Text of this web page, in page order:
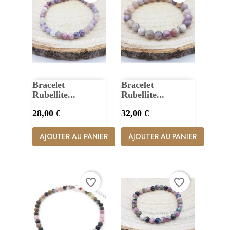
Bracelet
Rubellite...
Prix
28,00 €
AJOUTER AU PANIER
Bracelet
Rubellite...
Prix
32,00 €
AJOUTER AU PANIER
favorite_border favorite_border